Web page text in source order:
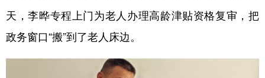
天，李晔专程上门为老人办理高龄津贴资格复审，把
政务窗口“搬”到了老人床边。